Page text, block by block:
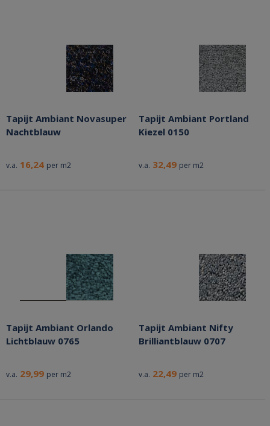
Tapijt Ambiant Novasuper
Nachtblauw
v.a. 16,24 per m2
Tapijt Ambiant Portland
Kiezel 0150
v.a. 32,49 per m2
Tapijt Ambiant Orlando
Lichtblauw 0765
v.a. 29,99 per m2
Tapijt Ambiant Nifty
Brilliantblauw 0707
v.a. 22,49 per m2